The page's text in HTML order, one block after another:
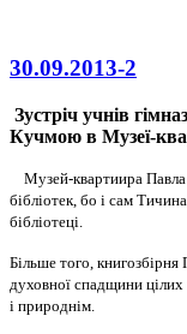
30.09.2013-2
Зустріч учнів
Кучмою в Музеї-
Музей-квартиира
бібліотек, бо і сам
бібліотеці.
Більше того,
духовної спадщини
і природнім.